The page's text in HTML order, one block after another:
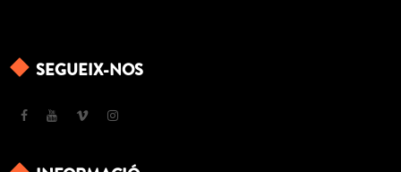
SEGUEIX-NOS